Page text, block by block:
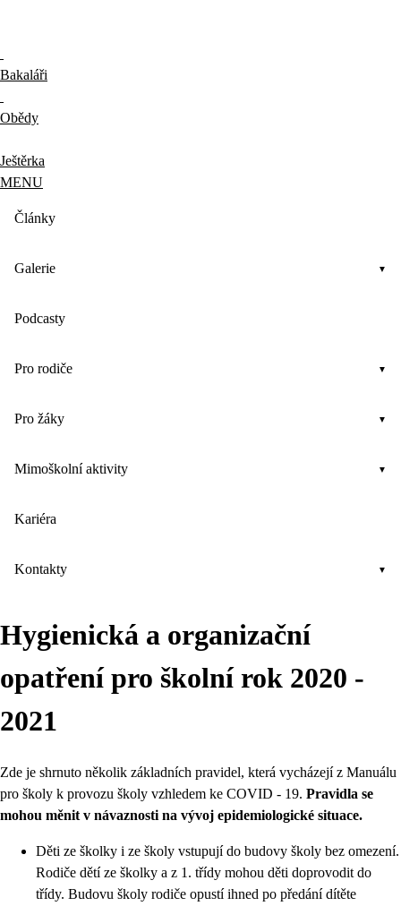
Bakaláři
Obědy
Ještěrka
MENU
Články
Galerie
Podcasty
Pro rodiče
Pro žáky
Mimoškolní aktivity
Kariéra
Kontakty
Hygienická a organizační
opatření pro školní rok 2020 -
2021
Zde je shrnuto několik základních pravidel, která vycházejí z Manuálu
pro školy k provozu školy vzhledem ke COVID - 19. Pravidla se
mohou měnit v návaznosti na vývoj epidemiologické situace.
Děti ze školky i ze školy vstupují do budovy školy bez omezení.
Rodiče dětí ze školky a z 1. třídy mohou děti doprovodit do
třídy. Budovu školy rodiče opustí ihned po předání dítěte